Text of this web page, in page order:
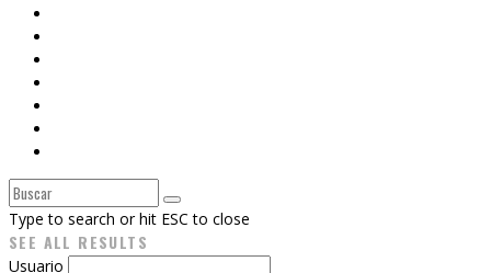
Type to search or hit ESC to close
SEE ALL RESULTS
Usuario